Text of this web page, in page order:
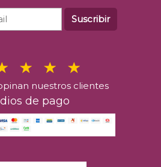
Suscribir
nuestros clientes
de pago